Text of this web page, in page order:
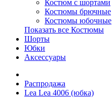
Костюм с шортами
Костюмы брючные
Костюмы юбочные
Показать все Костюмы
Шорты
Юбки
Аксессуары
Распродажа
Lea Lea 4006 (юбка)